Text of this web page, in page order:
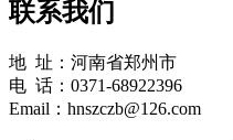
联系我们
地 址：河南省郑州市
电 话：0371-68922396
Email：hnszczb@126.com